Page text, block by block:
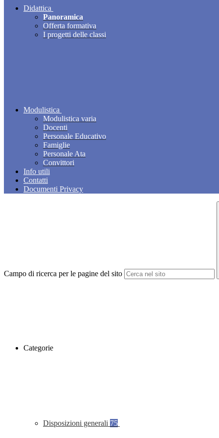
Didattica
Panoramica
Offerta formativa
I progetti delle classi
Modulistica
Modulistica varia
Docenti
Personale Educativo
Famiglie
Personale Ata
Convittori
Info utili
Contatti
Documenti Privacy
Campo di ricerca per le pagine del sito
Categorie
Disposizioni generali 75